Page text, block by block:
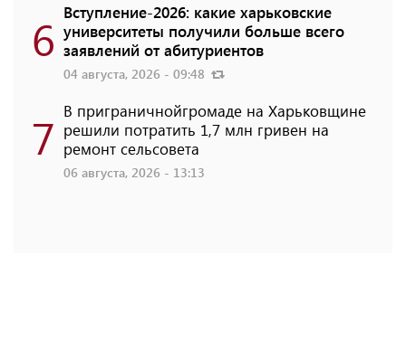
6 Вступление-2026: какие харьковские
университеты получили больше всего
заявлений от абитуриентов
04 августа, 2026 - 09:48
7 В приграничнойгромаде на Харьковщине
решили потратить 1,7 млн ​​гривен на
ремонт сельсовета
06 августа, 2026 - 13:13